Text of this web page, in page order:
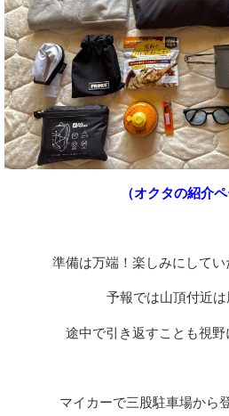
（オクタの紹介ペ
準備は万端！楽しみにしてい
予報では山頂付近は
途中で引き返すことも視野
マイカーで三股駐車場から